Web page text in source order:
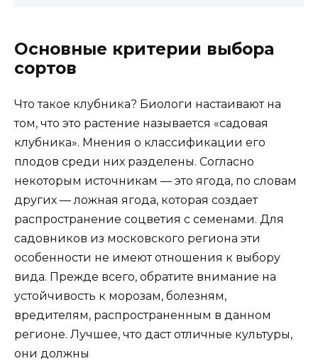
Основные критерии выбора
сортов
Что такое клубника? Биологи настаивают на
том, что это растение называется «садовая
клубника». Мнения о классификации его
плодов среди них разделены. Согласно
некоторым источникам — это ягода, по словам
других — ложная ягода, которая создает
распространение соцветия с семенами. Для
садовников из московского региона эти
особенности не имеют отношения к выбору
вида. Прежде всего, обратите внимание на
устойчивость к морозам, болезням,
вредителям, распространенным в данном
регионе. Лучшее, что даст отличные культуры,
они должны